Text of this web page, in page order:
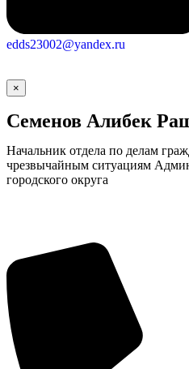
edds23002@yandex.ru
×
Семенов Алибек
Начальник отдела по делам
чрезвычайным ситуациям
городского округа